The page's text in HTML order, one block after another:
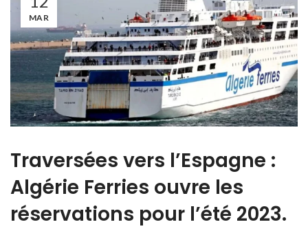
MAR
Traversées vers l’Espagne :
Algérie Ferries ouvre les
réservations pour l’été 2023.